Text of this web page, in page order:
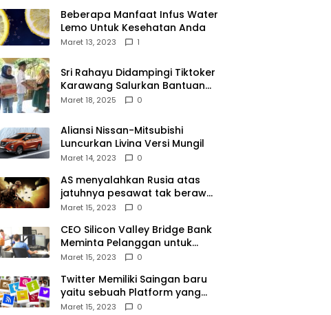
Beberapa Manfaat Infus Water
Lemo Untuk Kesehatan Anda
Maret 13, 2023 1
Sri Rahayu Didampingi Tiktoker
Karawang Salurkan Bantuan
untuk Warga Dusun Kampek
Maret 18, 2025 0
Aliansi Nissan-Mitsubishi
Luncurkan Livina Versi Mungil
Maret 14, 2023 0
AS menyalahkan Rusia atas
jatuhnya pesawat tak berawak
di Laut Hitam, Moskow
Maret 15, 2023 0
CEO Silicon Valley Bridge Bank
Meminta Pelanggan untuk
menyetor ulang dana Mereka
Maret 15, 2023 0
Twitter Memiliki Saingan baru
yaitu sebuah Platform yang
dibuat oleh Meta
Maret 15, 2023 0